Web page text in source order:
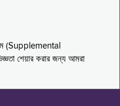
(Supplemental
শেয়ার করার জন্য আমরা